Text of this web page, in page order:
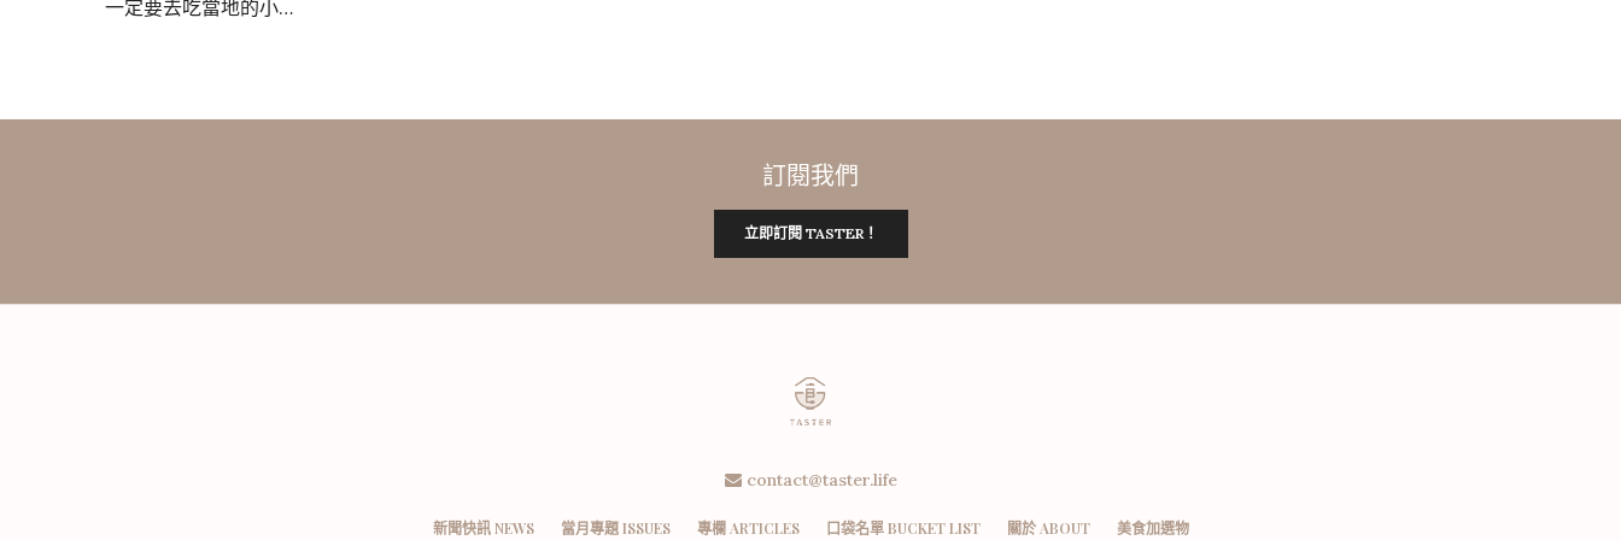
一定要去吃當地的小…
訂閱我們
立即訂閱 TASTER！
contact@taster.life
新聞快訊 NEWS 當月專題 ISSUES 專欄 ARTICLES 口袋名單 BUCKET LIST 關於 ABOUT 美食加選物